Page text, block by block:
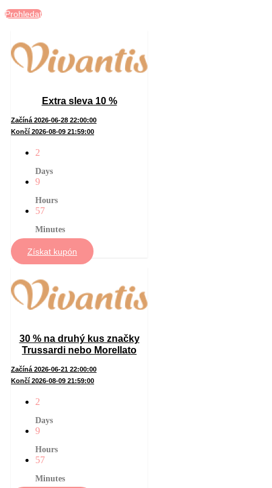
Prohledat
Extra sleva 10 %
Začíná 2026-06-28 22:00:00
Končí 2026-08-09 21:59:00
2
Days
9
Hours
57
Minutes
Získat kupón
30 % na druhý kus značky
Trussardi nebo Morellato
Začíná 2026-06-21 22:00:00
Končí 2026-08-09 21:59:00
2
Days
9
Hours
57
Minutes